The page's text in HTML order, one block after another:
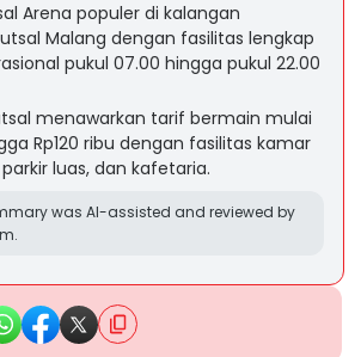
Arena populer di kalangan
Malang dengan fasilitas lengkap
pukul 07.00 hingga pukul 22.00
menawarkan tarif bermain mulai
Rp120 ribu dengan fasilitas kamar
luas, dan kafetaria.
was AI-assisted and reviewed by